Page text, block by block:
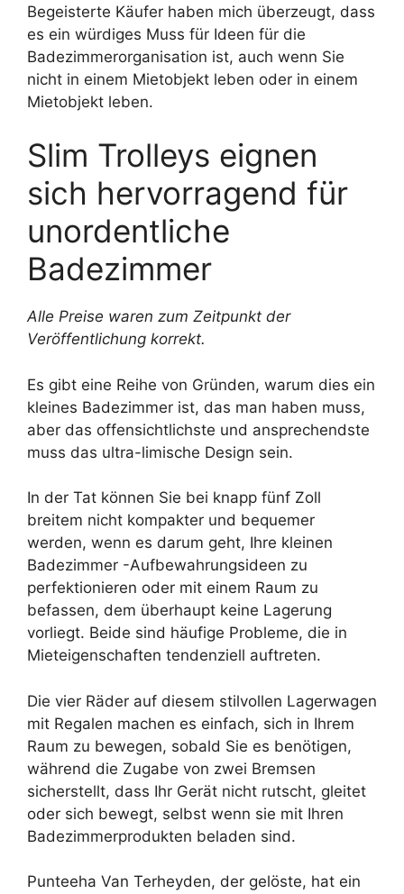
Begeisterte Käufer haben mich überzeugt, dass
es ein würdiges Muss für Ideen für die
Badezimmerorganisation ist, auch wenn Sie
nicht in einem Mietobjekt leben oder in einem
Mietobjekt leben.
Slim Trolleys eignen
sich hervorragend für
unordentliche
Badezimmer
Alle Preise waren zum Zeitpunkt der
Veröffentlichung korrekt.
Es gibt eine Reihe von Gründen, warum dies ein
kleines Badezimmer ist, das man haben muss,
aber das offensichtlichste und ansprechendste
muss das ultra-limische Design sein.
In der Tat können Sie bei knapp fünf Zoll
breitem nicht kompakter und bequemer
werden, wenn es darum geht, Ihre kleinen
Badezimmer -Aufbewahrungsideen zu
perfektionieren oder mit einem Raum zu
befassen, dem überhaupt keine Lagerung
vorliegt. Beide sind häufige Probleme, die in
Mieteigenschaften tendenziell auftreten.
Die vier Räder auf diesem stilvollen Lagerwagen
mit Regalen machen es einfach, sich in Ihrem
Raum zu bewegen, sobald Sie es benötigen,
während die Zugabe von zwei Bremsen
sicherstellt, dass Ihr Gerät nicht rutscht, gleitet
oder sich bewegt, selbst wenn sie mit Ihren
Badezimmerprodukten beladen sind.
Punteeha Van Terheyden, der gelöste, hat ein